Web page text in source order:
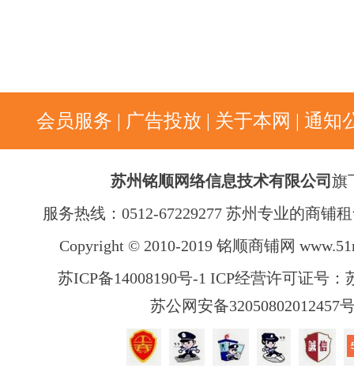
会员服务 | 广告投放 | 关于本网 | 通知
苏州铭顺网络信息技术有限公司 旗
服务热线：0512-67229277 苏州专业的商铺
Copyright © 2010-2019 铭顺商铺网
苏ICP备14008190号-1 ICP经营许可证号：
苏公网安备32050802012457